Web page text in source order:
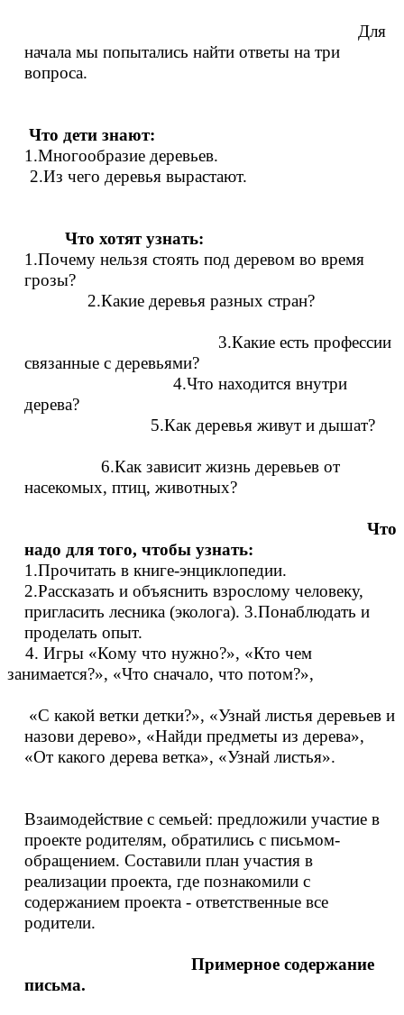
Для
начала мы попытались найти ответы на три
вопроса.
Что дети знают:
1.Многообразие деревьев.
2.Из чего деревья вырастают.
Что хотят узнать:
1.Почему нельзя стоять под деревом во время
грозы?
2.Какие деревья разных стран?
3.Какие есть профессии
связанные с деревьями?
4.Что находится внутри
дерева?
5.Как деревья живут и дышат?
6.Как зависит жизнь деревьев от
насекомых, птиц, животных?
Что
надо для того, чтобы узнать:
1.Прочитать в книге-энциклопедии.
2.Рассказать и объяснить взрослому человеку,
пригласить лесника (эколога). 3.Понаблюдать и
проделать опыт.
4. Игры «Кому что нужно?», «Кто чем
занимается?», «Что сначало, что потом?»,
«С какой ветки детки?», «Узнай листья деревьев и
назови дерево», «Найди предметы из дерева»,
«От какого дерева ветка», «Узнай листья».
Взаимодействие с семьей: предложили участие в
проекте родителям, обратились с письмом-
обращением. Составили план участия в
реализации проекта, где познакомили с
содержанием проекта - ответственные все
родители.
Примерное содержание
письма.